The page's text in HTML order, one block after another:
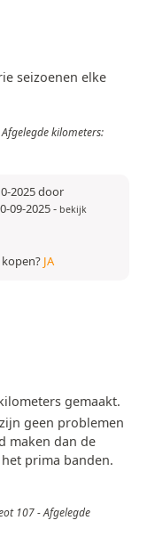
seizoenen elke
kilometers:
2025 door
09-2025- bekijk
JA
gemaakt.
geen problemen
maken dan de
prima banden.
107 - Afgelegde